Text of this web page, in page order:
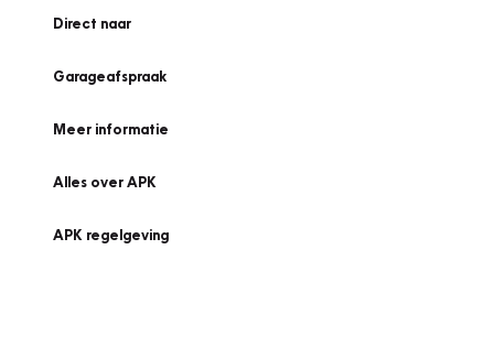
Direct naar
Garageafspraak
Meer informatie
Alles over APK
APK regelgeving